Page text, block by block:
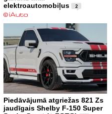
elektroautomobiļus
2
Piedāvājumā atgriežas 821 Zs
jaudīgais Shelby F-150 Super